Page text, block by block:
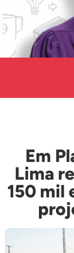
Em
Lima
150 mil